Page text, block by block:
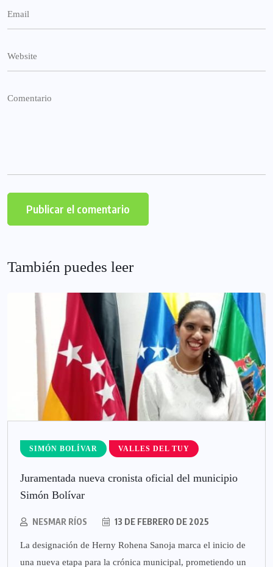
También puedes leer
SIMÓN BOLÍVAR VALLES DEL TUY
Juramentada nueva cronista oficial del municipio
Simón Bolívar
NESMAR RÍOS 13 DE FEBRERO DE 2025
La designación de Herny Rohena Sanoja marca el inicio de
una nueva etapa para la crónica municipal, prometiendo un